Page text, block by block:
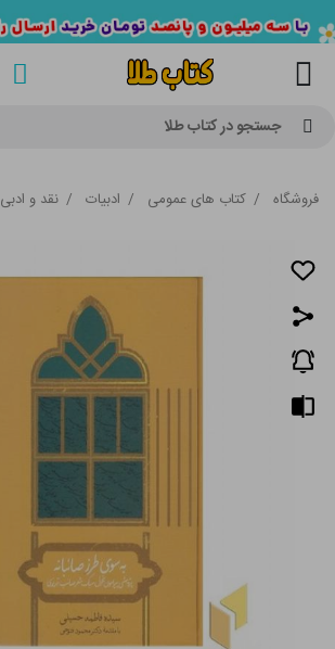
جستجو در کتاب طلا
فروشگاه / کتاب های عمومی / ادبیات / نقد و ادبی